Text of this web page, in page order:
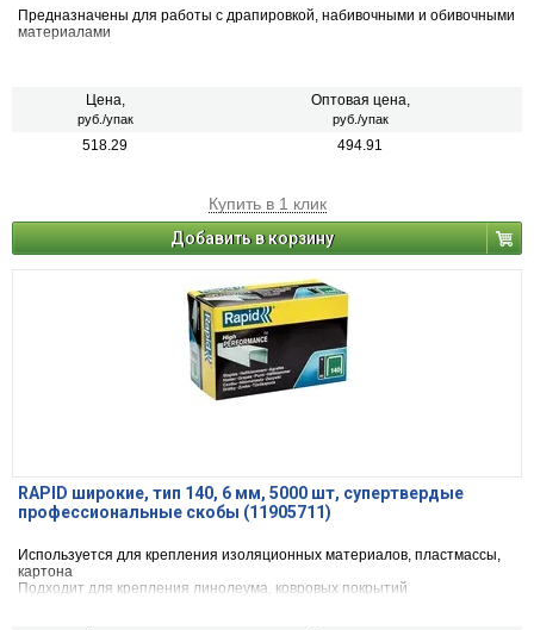
Предназначены для работы с драпировкой, набивочными и обивочными
материалами
Цена,
руб./упак
Оптовая цена,
руб./упак
518.29 494.91
Купить в 1 клик
Добавить в корзину
RAPID широкие, тип 140, 6 мм, 5000 шт, супертвердые
профессиональные скобы (11905711)
Используется для крепления изоляционных материалов, пластмассы,
картона
Подходит для крепления линолеума, ковровых покрытий